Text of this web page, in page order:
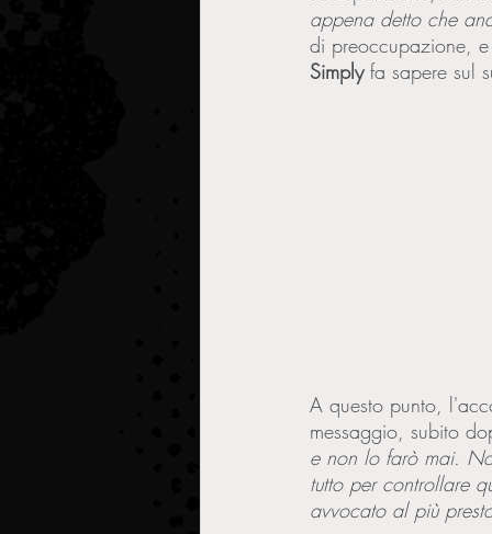
appena detto che
di preoccupazione,
Simply fa sapere sul
A questo punto,
messaggio, subito
e non lo farò mai.
tutto per controllare
avvocato al più